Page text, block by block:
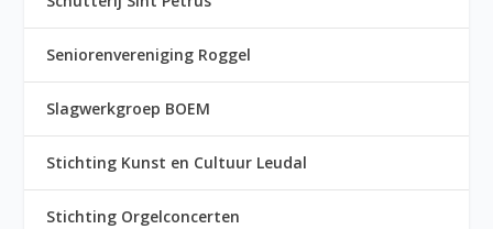
Seniorenvereniging Roggel
Slagwerkgroep BOEM
Stichting Kunst en Cultuur Leudal
Stichting Orgelconcerten